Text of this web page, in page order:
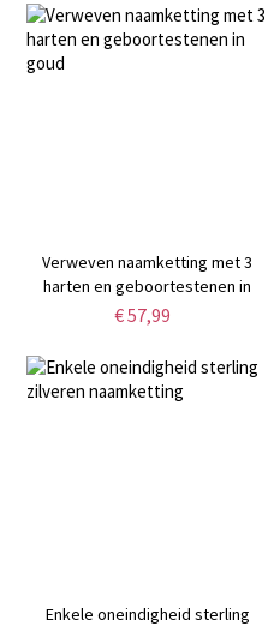
Verweven naamketting met 3
harten en geboortestenen in
goud
€ 57,99
Enkele oneindigheid sterling